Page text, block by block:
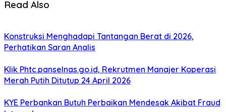
Read Also
Konstruksi Menghadapi Tantangan Berat di 2026,
Perhatikan Saran Analis
Klik Phtc.panselnas.go.id, Rekrutmen Manajer Koperasi
Merah Putih Ditutup 24 April 2026
KYE Perbankan Butuh Perbaikan Mendesak Akibat Fraud